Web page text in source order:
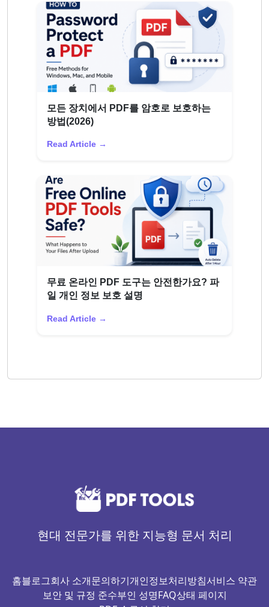
모든 장치에서 PDF를 암호로 보호하는
방법(2026)
Read Article →
무료 온라인 PDF 도구는 안전한가요? 파
일 개인 정보 보호 설명
Read Article →
현대 전문가를 위한 지능형 문서 처리
홈블로그회사 소개문의하기개인정보처리방침서비스 약관
보안 및 규정 준수부인 성명FAQ상태 페이지